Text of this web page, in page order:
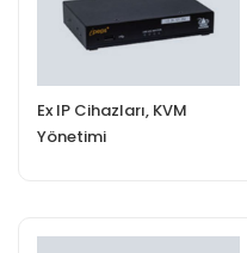
Ex IP Cihazları, KVM
Yönetimi